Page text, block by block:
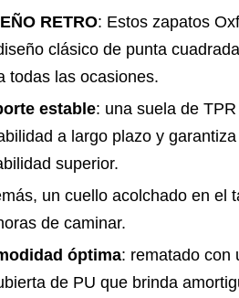
RETRO: Estos zapatos
clásico de punta
todas las ocasiones.
estable: una suela de
a largo plazo y
superior.
un cuello acolchado en el
de caminar.
óptima: rematado con
de PU que brinda